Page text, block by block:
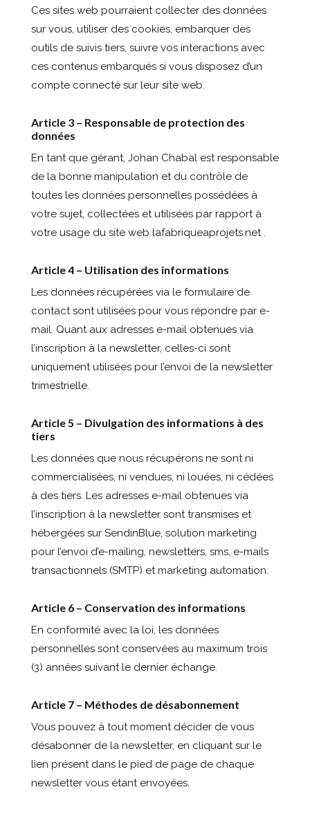
Ces sites web pourraient collecter des données
sur vous, utiliser des cookies, embarquer des
outils de suivis tiers, suivre vos interactions avec
ces contenus embarqués si vous disposez d’un
compte connecté sur leur site web.
Article 3 – Responsable de protection des
données
En tant que gérant, Johan Chabal est responsable
de la bonne manipulation et du contrôle de
toutes les données personnelles possédées à
votre sujet, collectées et utilisées par rapport à
votre usage du site web lafabriqueaprojets.net .
Article 4 – Utilisation des informations
Les données récupérées via le formulaire de
contact sont utilisées pour vous répondre par e-
mail. Quant aux adresses e-mail obtenues via
l’inscription à la newsletter, celles-ci sont
uniquement utilisées pour l’envoi de la newsletter
trimestrielle.
Article 5 – Divulgation des informations à des
tiers
Les données que nous récupérons ne sont ni
commercialisées, ni vendues, ni louées, ni cédées
à des tiers. Les adresses e-mail obtenues via
l’inscription à la newsletter sont transmises et
hébergées sur SendinBlue, solution marketing
pour l’envoi d’e-mailing, newsletters, sms, e-mails
transactionnels (SMTP) et marketing automation.
Article 6 – Conservation des informations
En conformité avec la loi, les données
personnelles sont conservées au maximum trois
(3) années suivant le dernier échange.
Article 7 – Méthodes de désabonnement
Vous pouvez à tout moment décider de vous
désabonner de la newsletter, en cliquant sur le
lien présent dans le pied de page de chaque
newsletter vous étant envoyées.